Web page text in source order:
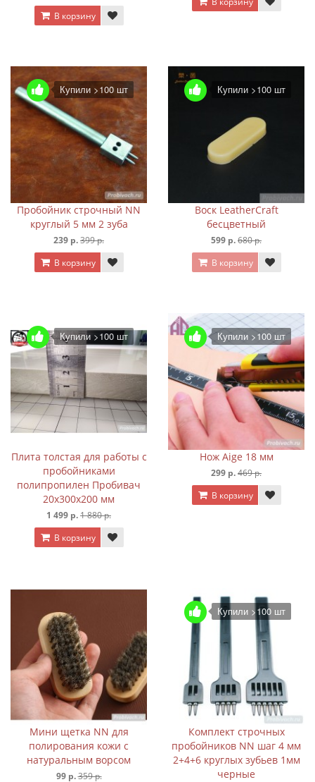
В корзину
Купили >100 шт
Пробойник строчный NN
круглый 5 мм 2 зуба
239 р.399 р.
В корзину
Купили >100 шт
Воск LeatherCraft
бесцветный
599 р.680 р.
В корзину
Купили >100 шт
Плита толстая для работы с
пробойниками
полипропилен Пробивач
20х300х200 мм
1 499 р.1 880 р.
В корзину
Купили >100 шт
Нож Aige 18 мм
299 р.469 р.
В корзину
Мини щетка NN для
полирования кожи с
натуральным ворсом
99 р.359 р.
Купили >100 шт
Комплект строчных
пробойников NN шаг 4 мм
2+4+6 круглых зубьев 1мм
черные